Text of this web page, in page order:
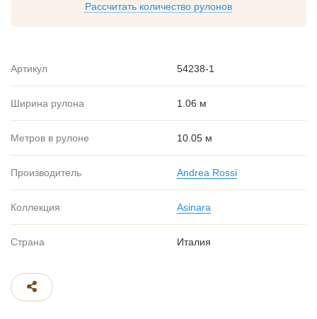
Рассчитать количество рулонов
Артикул 54238-1
Ширина рулона 1.06 м
Метров в рулоне 10.05 м
Производитель Andrea Rossi
Коллекция Asinara
Страна Италия